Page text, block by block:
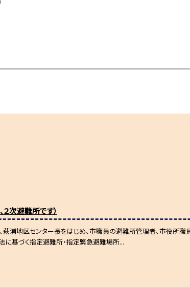
次避難所です）
、萩浦地区センター長をはじめ、市職員の避難所管理者、市役所
に基づく指定避難所・指定緊急避難場所...